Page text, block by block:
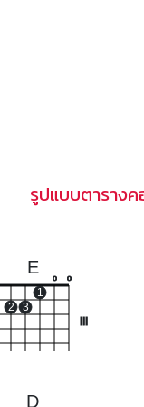
รูปแบบตาราง
E
2 3
1
o o
D